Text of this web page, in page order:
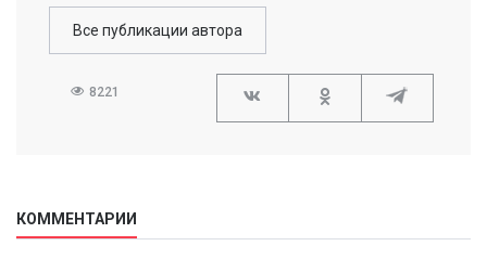
Все публикации автора
8221
КОММЕНТАРИИ